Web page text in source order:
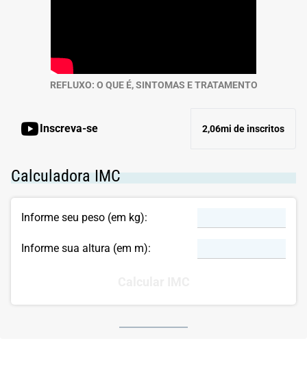
REFLUXO: O QUE É, SINTOMAS E TRATAMENTO
Inscreva-se 2,06mi de inscritos
Calculadora IMC
Informe seu peso (em kg):
Informe sua altura (em m):